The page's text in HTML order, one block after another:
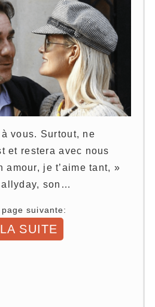
vous. Surtout, ne
et restera avec nous
amour, je t’aime tant, »
son…
suivante:
SUITE